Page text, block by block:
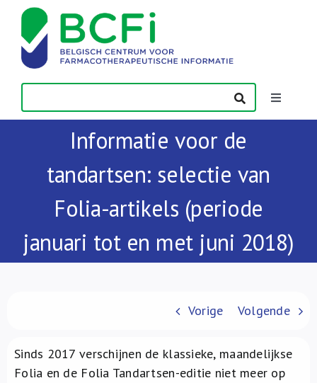
content
Toggle
Publicaties
FR
Informatie voor de
tandartsen: selectie van
Folia-artikels (periode
januari tot en met juni 2018)
Vorige Volgende
Sinds 2017 verschijnen de klassieke, maandelijkse
Folia en de Folia Tandartsen-editie niet meer op